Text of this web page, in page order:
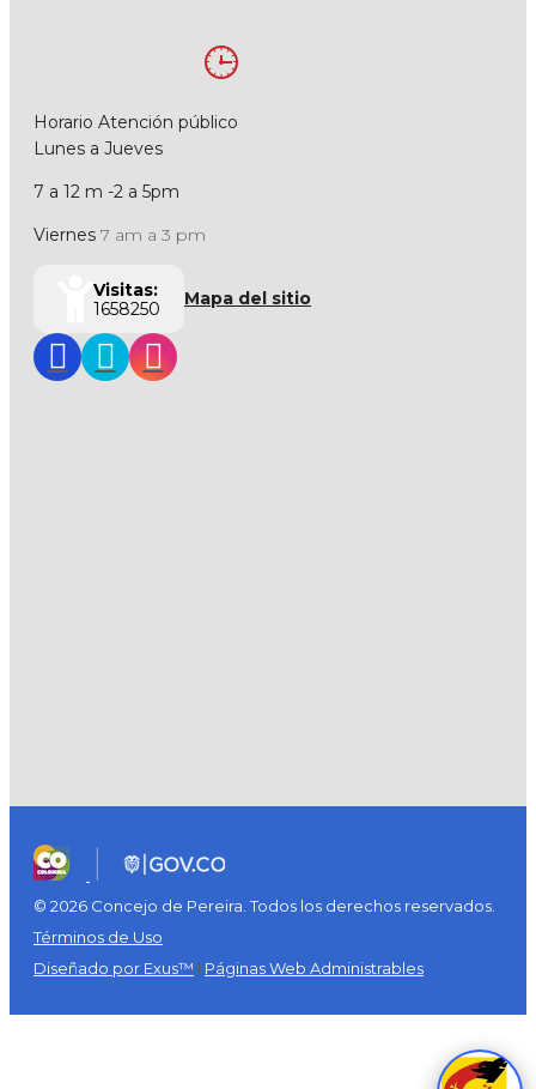
Horario Atención público
Lunes a Jueves
7 a 12 m -2 a 5pm
Viernes 7 am a 3 pm
Visitas:
1658250
Mapa del sitio
© 2026 Concejo de Pereira. Todos los derechos reservados.
Términos de Uso
Diseñado por Exus™ | Páginas Web Administrables